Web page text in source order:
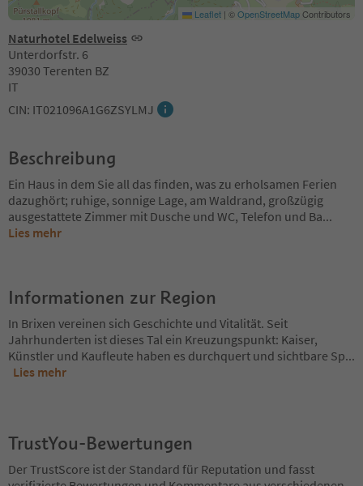
Naturhotel Edelweiss
Unterdorfstr. 6
39030 Terenten BZ
IT
CIN: IT021096A1G6ZSYLMJ
Leaflet | ©OpenStreetMapContributors
Beschreibung
Ein Haus in dem Sie all das finden, was zu erholsamen Ferien
dazughört; ruhige, sonnige Lage, am Waldrand, großzügig
ausgestattete Zimmer mit Dusche und WC, Telefon und Ba...
Lies mehr
Informationen zur Region
In Brixen vereinen sich Geschichte und Vitalität. Seit
Jahrhunderten ist dieses Tal ein Kreuzungspunkt: Kaiser,
Künstler und Kaufleute haben es durchquert und sichtbare Sp...
Lies mehr
TrustYou-Bewertungen
Der TrustScore ist der Standard für Reputation und fasst